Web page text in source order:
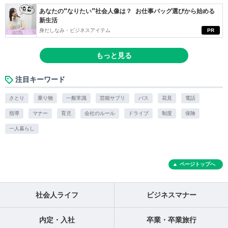
PR
あなたの“なりたい”社会人像は？ お仕事バッグ選びから始める
新生活
身だしなみ・ビジネスアイテム
もっと見る
注目キーワード
さとり 乗り物 一般常識 芸能サプリ バス 花見 電話
指導 マナー 育児 会社のルール ドライブ 制度 保険
一人暮らし
ページトップへ
社会人ライフ ビジネスマナー
内定・入社 卒業・卒業旅行